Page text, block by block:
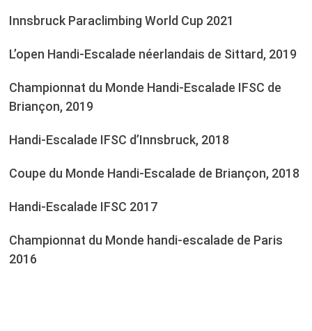
Innsbruck Paraclimbing World Cup 2021
L’open Handi-Escalade néerlandais de Sittard, 2019
Championnat du Monde Handi-Escalade IFSC de
Briançon, 2019
Handi-Escalade IFSC d’Innsbruck, 2018
Coupe du Monde Handi-Escalade de Briançon, 2018
Handi-Escalade IFSC 2017
Championnat du Monde handi-escalade de Paris
2016